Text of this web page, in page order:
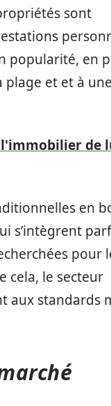
sont
popularité, en
et et à
de
en
s’intègrent
pour
cela, le secteur
aux standards